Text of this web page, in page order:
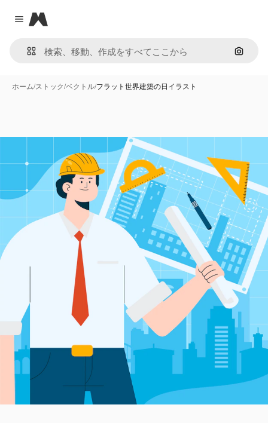
Close menu
Magnific
画像で
ホーム/ストック/ベクトル/フラット世界建築の日イラスト